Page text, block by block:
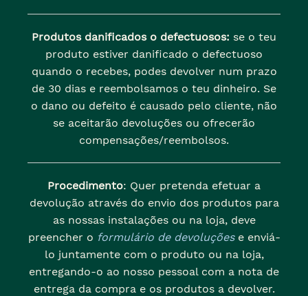
Produtos danificados o defectuosos: se o teu
produto estiver danificado o defectuoso
quando o recebes, podes devolver num prazo
de 30 dias e reembolsamos o teu dinheiro. Se
o dano ou defeito é causado pelo cliente, não
se aceitarão devoluções ou ofrecerão
compensações/reembolsos.
Procedimento: Quer pretenda efetuar a
devolução através do envio dos produtos para
as nossas instalações ou na loja, deve
preencher o formulário de devoluçõese enviá-
lo juntamente com o produto ou na loja,
entregando-o ao nosso pessoal com a nota de
entrega da compra e os produtos a devolver.